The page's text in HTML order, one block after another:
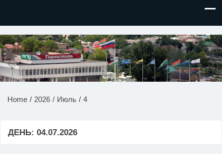
НОВОСТИ ПРИДНЕСТРОВЬЯ
Home 2026 Июль 4
ДЕНЬ: 04.07.2026